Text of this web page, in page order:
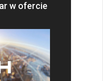
w ofercie